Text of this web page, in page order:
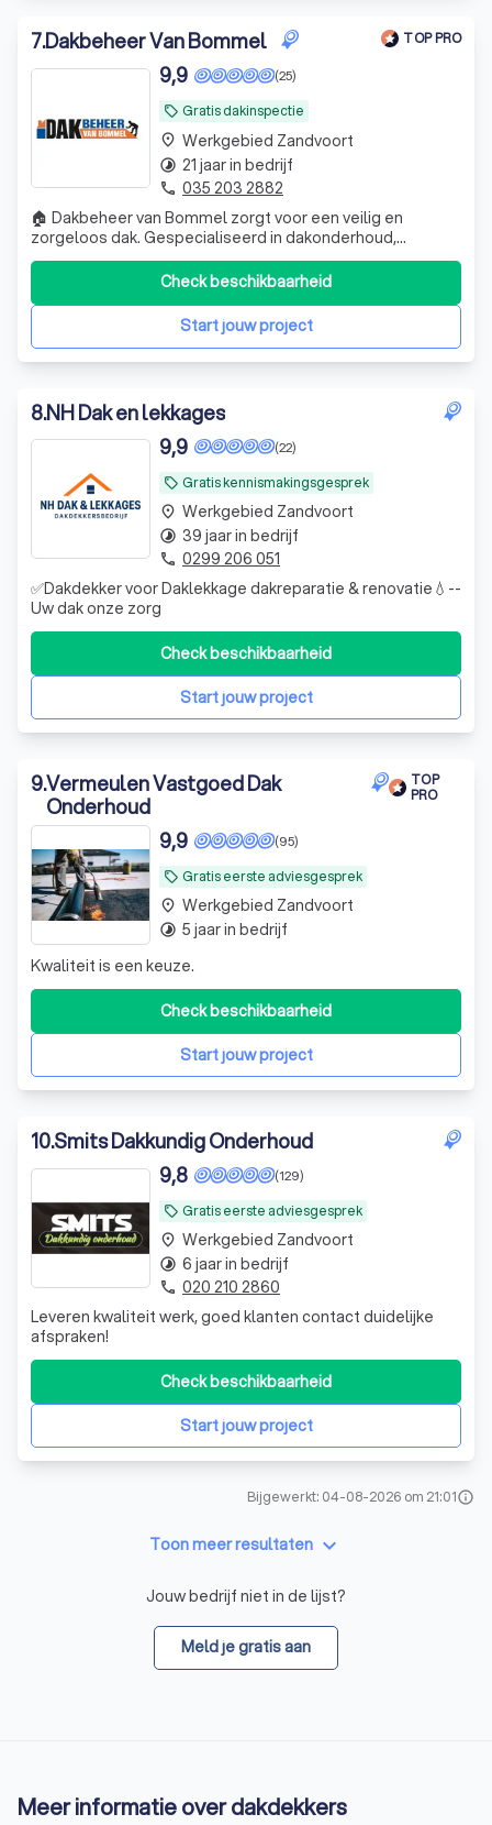
7.Dakbeheer Van Bommel TOP PRO
local_offer Gratis dakinspectie
(25)
9,9
🏠 Dakbeheer van Bommel zorgt voor een veilig en
zorgeloos dak. Gespecialiseerd in dakonderhoud,
inspectie en reparaties. Betrouwbaar vakwerk, snelle
service en duidelijke afspraken.
Start jouw project
Check beschikbaarheid
place Werkgebied Zandvoort
timelapse 21 jaar in bedrijf
phone 035 203 2882
8.NH Dak en lekkages
local_offer Gratis kennismakingsgesprek
(22)
9,9
✅Dakdekker voor Daklekkage dakreparatie & renovatie💧--
Uw dak onze zorg
Start jouw project
Check beschikbaarheid
place Werkgebied Zandvoort
timelapse 39 jaar in bedrijf
phone 0299 206 051
9.Vermeulen Vastgoed Dak
Onderhoud
TOP
PRO
local_offer Gratis eerste adviesgesprek
(95)
9,9
Kwaliteit is een keuze.
Start jouw project
Check beschikbaarheid
place Werkgebied Zandvoort
timelapse 5 jaar in bedrijf
10.Smits Dakkundig Onderhoud
local_offer Gratis eerste adviesgesprek
(129)
9,8
Leveren kwaliteit werk, goed klanten contact duidelijke
afspraken!
Start jouw project
Check beschikbaarheid
place Werkgebied Zandvoort
timelapse 6 jaar in bedrijf
phone 020 210 2860
Bijgewerkt: 04-08-2026 om 21:01info
Toon meer resultaten keyboard_arrow_down
Jouw bedrijf niet in de lijst?
Meld je gratis aan
Meer informatie over dakdekkers